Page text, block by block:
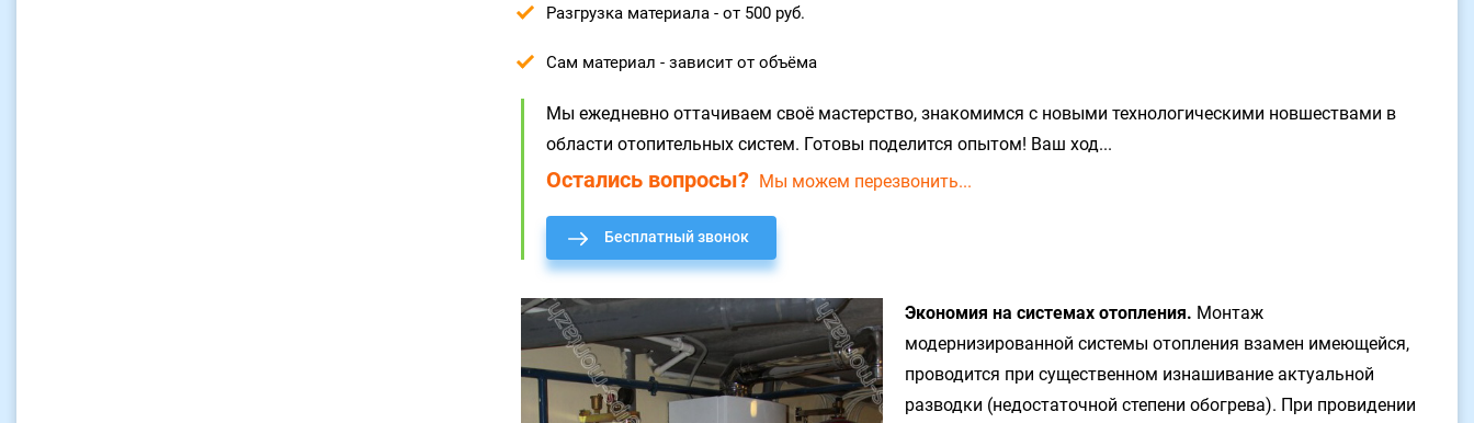
Разгрузка материала - от 500 руб.
Сам материал - зависит от объёма
Мы ежедневно оттачиваем своё мастерство, знакомимся с новыми технологическими новшествами в
области отопительных систем. Готовы поделится опытом! Ваш ход...
Остались вопросы? Мы можем перезвонить...
Бесплатный звонок
Экономия на системах отопления. Монтаж
модернизированной системы отопления взамен имеющейся,
проводится при существенном изнашивание актуальной
разводки (недостаточной степени обогрева). При провидении